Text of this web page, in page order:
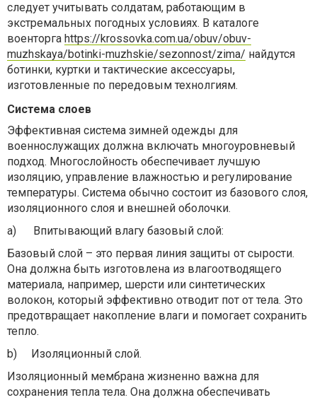
следует учитывать солдатам, работающим в
экстремальных погодных условиях. В каталоге
военторга https://krossovka.com.ua/obuv/obuv-
muzhskaya/botinki-muzhskie/sezonnost/zima/ найдутся
ботинки, куртки и тактические аксессуары,
изготовленные по передовым технолгиям.
Система слоев
Эффективная система зимней одежды для
военнослужащих должна включать многоуровневый
подход. Многослойность обеспечивает лучшую
изоляцию, управление влажностью и регулирование
температуры. Система обычно состоит из базового слоя,
изоляционного слоя и внешней оболочки.
a)
Впитывающий влагу базовый слой:
Базовый слой – это первая линия защиты от сырости.
Она должна быть изготовлена из влагоотводящего
материала, например, шерсти или синтетических
волокон, который эффективно отводит пот от тела. Это
предотвращает накопление влаги и помогает сохранить
тепло.
b)
Изоляционный слой.
Изоляционный мембрана жизненно важна для
сохранения тепла тела. Она должна обеспечивать